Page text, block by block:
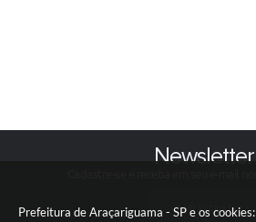
Prefeitura de Araçariguama - SP e os cookies:
Newsletter
CADASTRAR